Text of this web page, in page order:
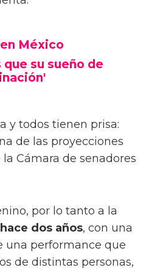
México
su sueño de
y todos tienen prisa:
de las proyecciones
Cámara de senadores
por lo tanto a la
dos años, con una
una performance que
de distintas personas,